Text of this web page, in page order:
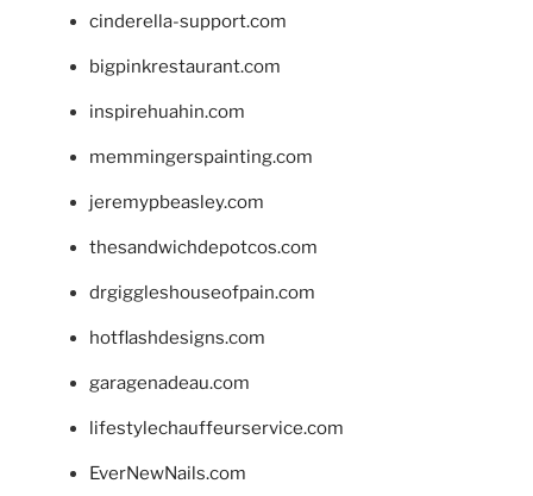
cinderella-support.com
bigpinkrestaurant.com
inspirehuahin.com
memmingerspainting.com
jeremypbeasley.com
thesandwichdepotcos.com
drgiggleshouseofpain.com
hotflashdesigns.com
garagenadeau.com
lifestylechauffeurservice.com
EverNewNails.com